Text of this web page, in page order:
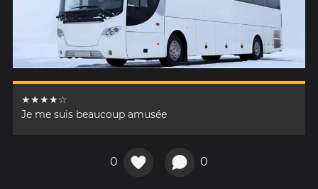
★★★★☆
Je me suis beaucoup amusée
0 0